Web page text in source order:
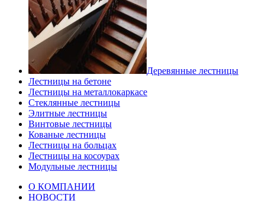
Деревянные лестницы
Лестницы на бетоне
Лестницы на металлокаркасе
Стеклянные лестницы
Элитные лестницы
Винтовые лестницы
Кованые лестницы
Лестницы на больцах
Лестницы на косоурах
Модульные лестницы
О КОМПАНИИ
НОВОСТИ